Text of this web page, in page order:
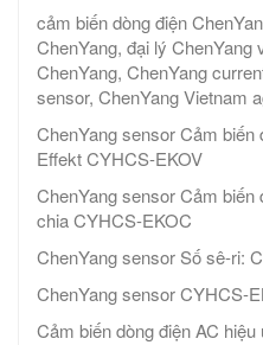
cảm biến dòng điện
ChenYang, đại lý
ChenYang, ChenYang
sensor, ChenYang Vietnam
ChenYang sensor Cảm biến
Effekt CYHCS-EKOV
ChenYang sensor Cảm biến
chia CYHCS-EKOC
ChenYang sensor Số sê-ri:
ChenYang sensor CYHCS-
Cảm biến dòng điện AC